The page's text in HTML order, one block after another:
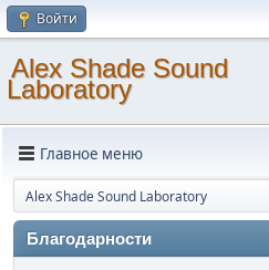
Войти
Alex Shade Sound
Laboratory
Главное меню
Alex Shade Sound Laboratory
Благодарности